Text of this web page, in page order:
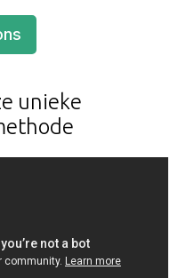
unieke